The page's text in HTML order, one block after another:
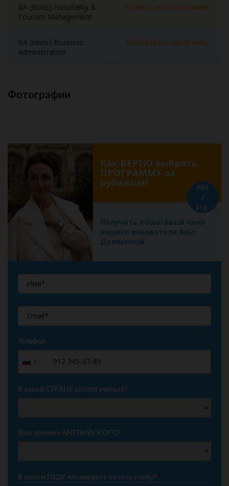
BA (Hons) Hospitality &
Tourism Management
Посмотреть программу
BA (Hons) Business
Administration
Посмотреть программу
Фотографии
Как ВЕРНО выбрать
ПРОГРАММУ за
рубежом?
Получить пошаговый план
нашего основателя Яны
Драпкиной
PDF
7
стр.
Телефон*
Russia
+7
В какой СТРАНЕ хотите учиться?*
Ваш уровень АНГЛИЙСКОГО?*
В каком ГОДУ планируете начать учебу?*